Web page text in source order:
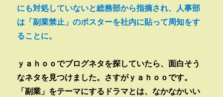
にも対処していないと総務部から指摘され、人事部
は「副業禁止」のポスターを社内に貼って周知をす
ることに。
ｙａｈｏｏでブログネタを探していたら、面白そう
なネタを見つけました。さすがｙａｈｏｏです。
「副業」をテーマにするドラマとは、なかなかいい